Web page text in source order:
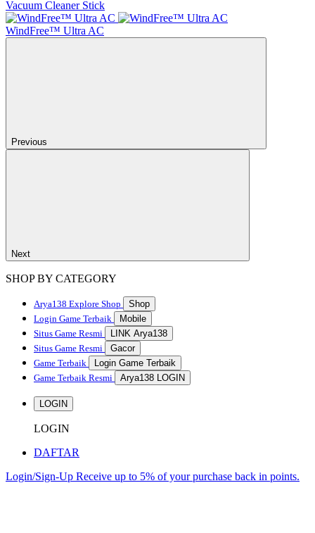
Vacuum Cleaner Stick
WindFree™ Ultra AC
Previous
Next
SHOP BY CATEGORY
Arya138 Explore Shop
Shop
Login Game Terbaik
Mobile
Situs Game Resmi
LINK Arya138
Situs Game Resmi
Gacor
Game Terbaik
Login Game Terbaik
Game Terbaik Resmi
Arya138 LOGIN
LOGIN
LOGIN
DAFTAR
Login/Sign-Up Receive up to 5% of your purchase back in points.